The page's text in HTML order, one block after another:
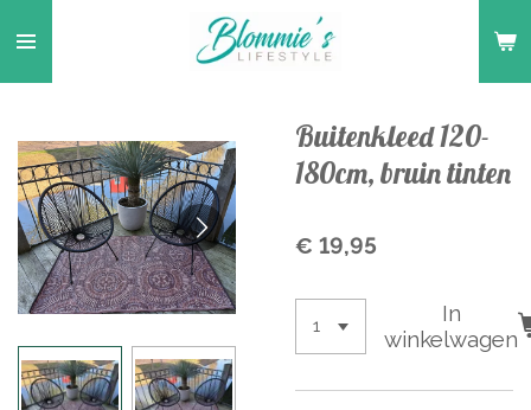
direct
naar
hoofdinhoud
Buitenkleed 120-
180cm, bruin tinten
€ 19,95
In
winkelwagen